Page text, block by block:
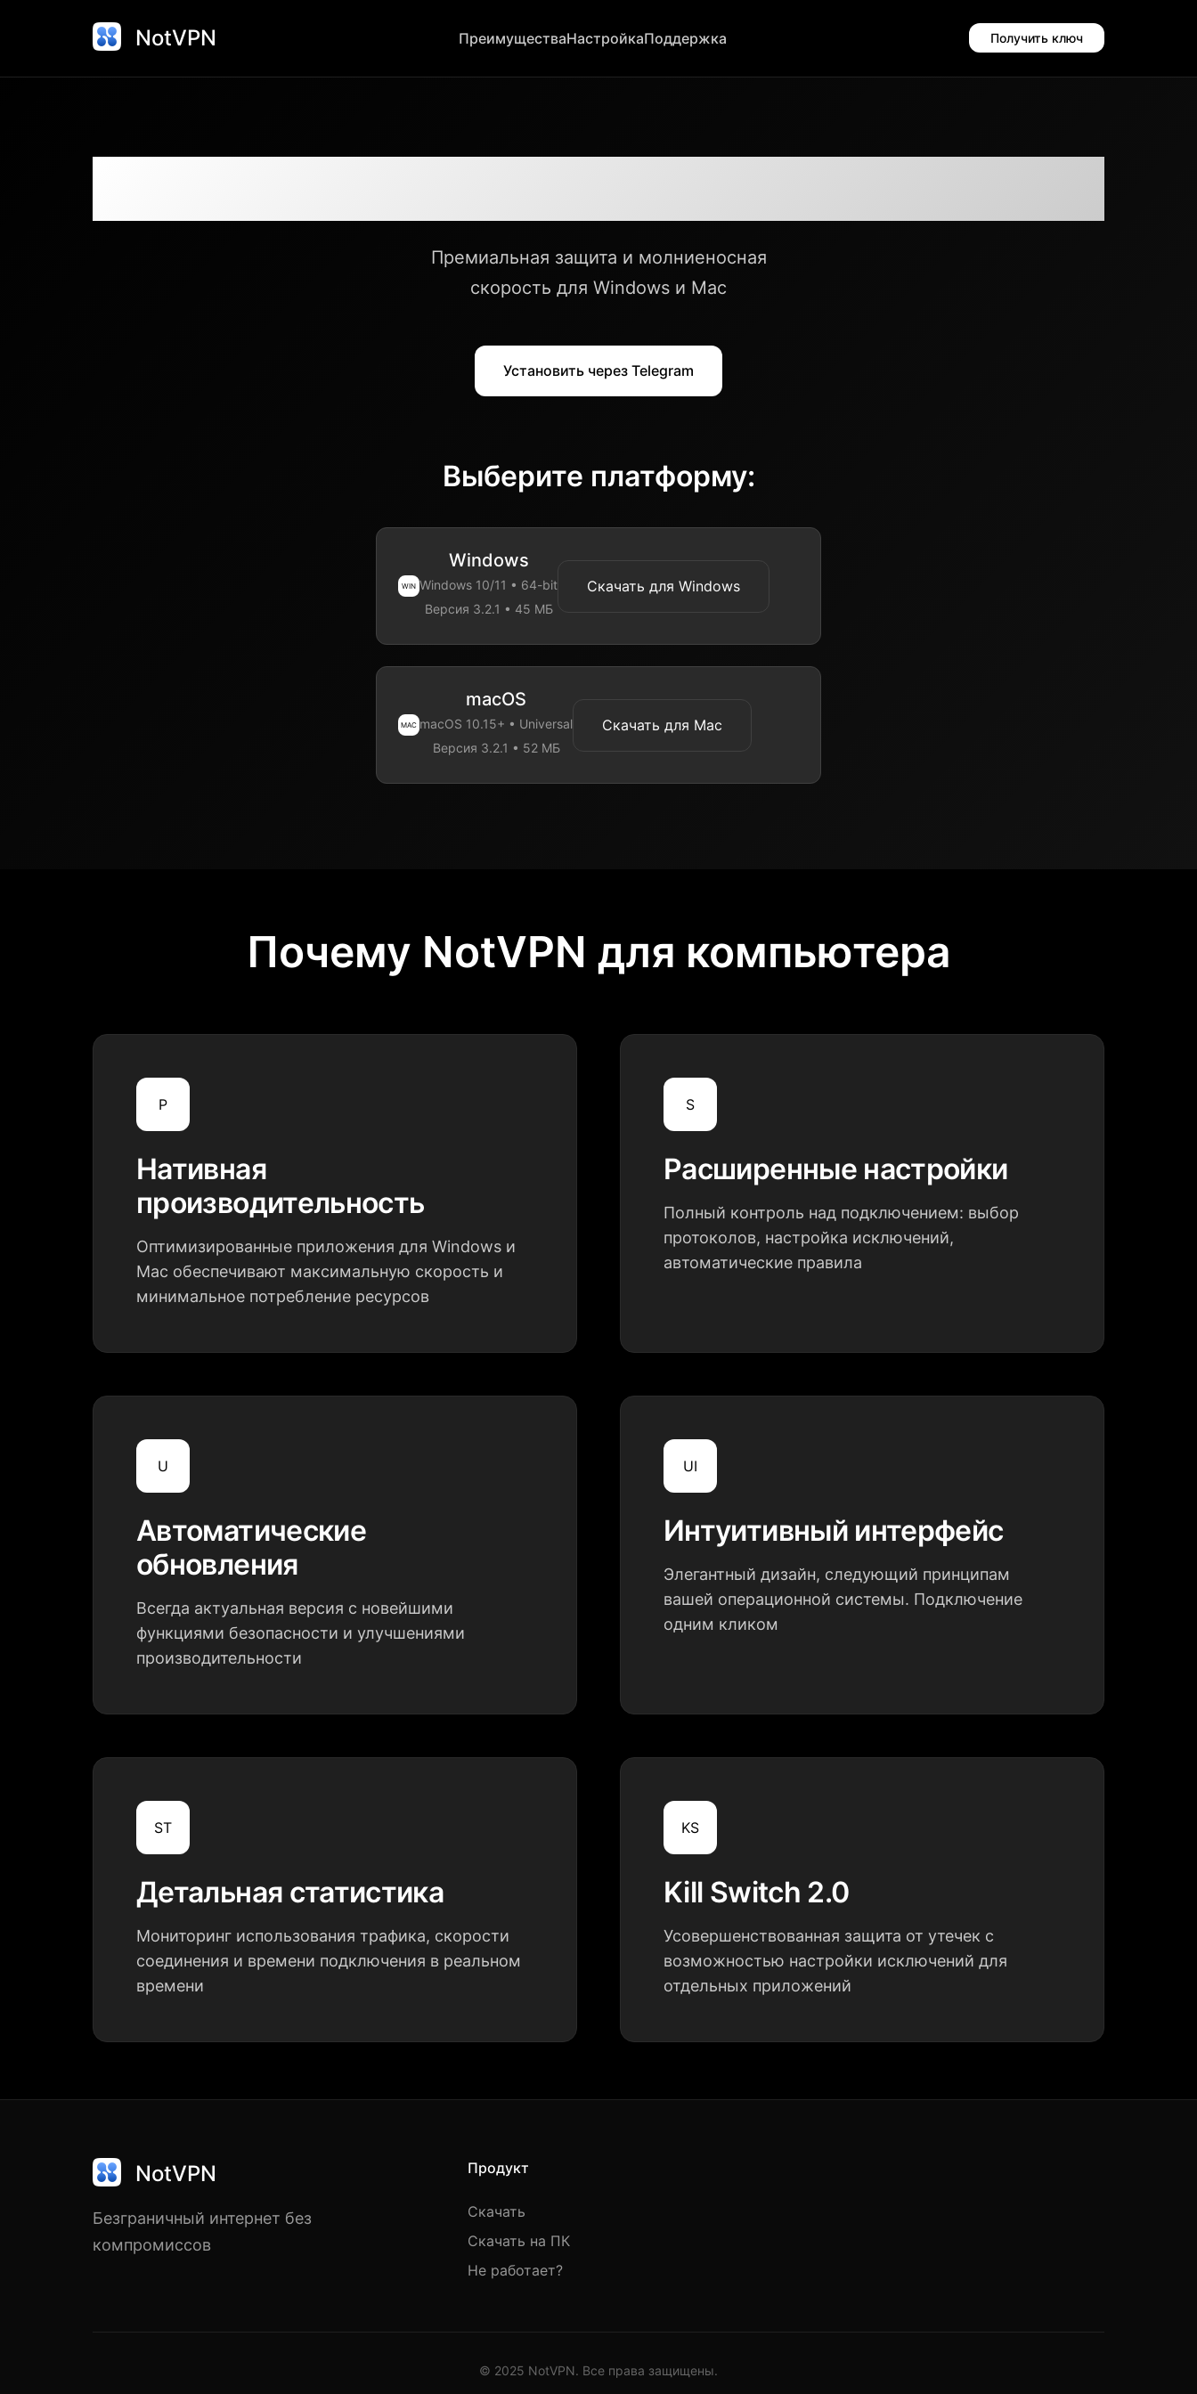
NotVPN ПреимуществаНастройкаПоддержка Получить ключ
Премиальная защита и молниеносная
скорость для Windows и Mac
Установить через Telegram
Выберите платформу:
WIN
Windows
Windows 10/11 • 64-bit
Версия 3.2.1 • 45 МБ
Скачать для Windows
MAC
macOS
macOS 10.15+ • Universal
Версия 3.2.1 • 52 МБ
Скачать для Mac
Почему NotVPN для компьютера
P
Нативная
производительность
Оптимизированные приложения для Windows и
Mac обеспечивают максимальную скорость и
минимальное потребление ресурсов
S
Расширенные настройки
Полный контроль над подключением: выбор
протоколов, настройка исключений,
автоматические правила
U
Автоматические
обновления
Всегда актуальная версия с новейшими
функциями безопасности и улучшениями
производительности
UI
Интуитивный интерфейс
Элегантный дизайн, следующий принципам
вашей операционной системы. Подключение
одним кликом
ST
Детальная статистика
Мониторинг использования трафика, скорости
соединения и времени подключения в реальном
времени
KS
Kill Switch 2.0
Усовершенствованная защита от утечек с
возможностью настройки исключений для
отдельных приложений
NotVPN
Безграничный интернет без
компромиссов
Продукт
Скачать
Скачать на ПК
Не работает?
© 2025 NotVPN. Все права защищены.